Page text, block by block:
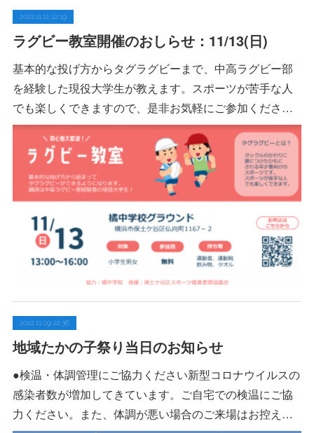
2022.11.12 22:19
ラグビー教室開催のおしらせ：11/13(日)
基本的な投げ方からタグラグビーまで、中高ラグビー部
を経験した現役大学生が教えます。スポーツが苦手な人
でも楽しくできますので、是非お気軽にご参加くださ…
2022.11.09 22:36
地域たかの子祭り当日のお知らせ
●検温・体調管理にご協力ください新型コロナウイルスの
感染者数が増加してきています。ご自宅での検温にご協
力ください。また、体調が悪い場合のご来場はお控え…